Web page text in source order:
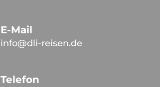
E-Mail
info@dli-reisen.de
Telefon